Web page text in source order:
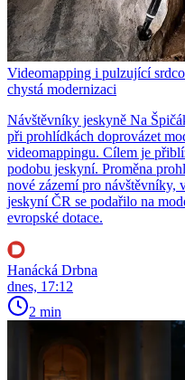
Videomapping i pulzující
chystá modernizaci
Návštěvníky jeskyně Na
při prohlídkách doprovázet
videomappingu. Cílem je
podobu jeskyní. Proměna
nové zázemí pro návštěvníky,
jeskyní ČR se podařilo na
evropské dotace.
Hanácká Drbna
dnes, 17:12
2 min